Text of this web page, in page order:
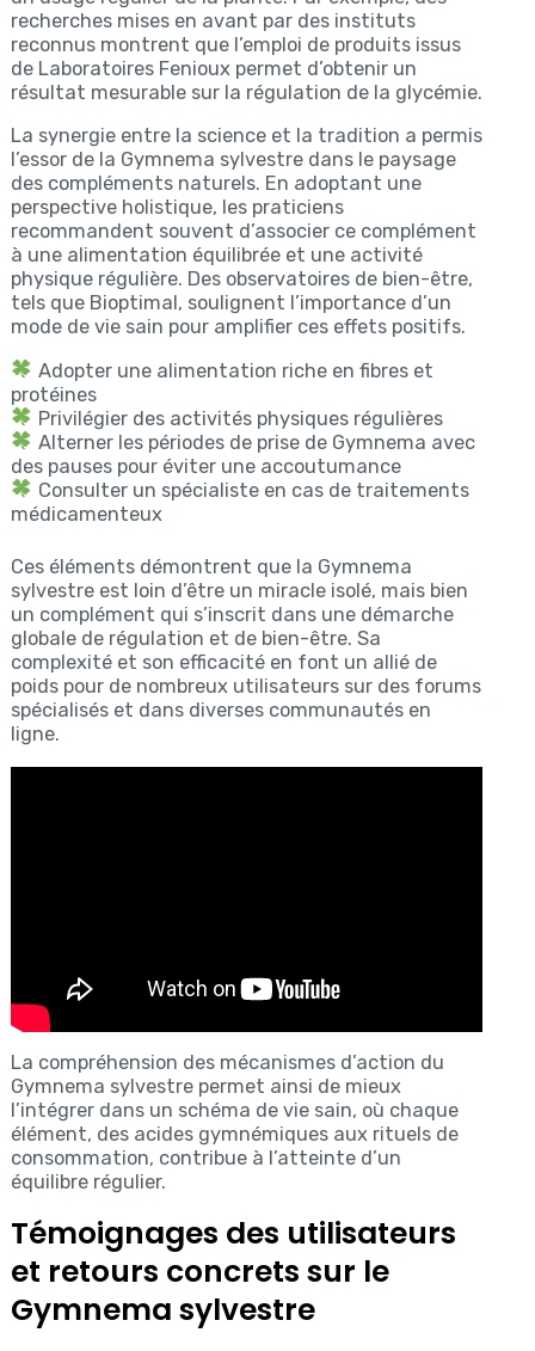
recherches mises en avant par des instituts
reconnus montrent que l’emploi de produits issus
de Laboratoires Fenioux permet d’obtenir un
résultat mesurable sur la régulation de la glycémie.
La synergie entre la science et la tradition a permis
l’essor de la Gymnema sylvestre dans le paysage
des compléments naturels. En adoptant une
perspective holistique, les praticiens
recommandent souvent d’associer ce complément
à une alimentation équilibrée et une activité
physique régulière. Des observatoires de bien-être,
tels que Bioptimal, soulignent l’importance d’un
mode de vie sain pour amplifier ces effets positifs.
Adopter une alimentation riche en fibres et
protéines
Privilégier des activités physiques régulières
Alterner les périodes de prise de Gymnema avec
des pauses pour éviter une accoutumance
Consulter un spécialiste en cas de traitements
médicamenteux
Ces éléments démontrent que la Gymnema
sylvestre est loin d’être un miracle isolé, mais bien
un complément qui s’inscrit dans une démarche
globale de régulation et de bien-être. Sa
complexité et son efficacité en font un allié de
poids pour de nombreux utilisateurs sur des forums
spécialisés et dans diverses communautés en
ligne.
La compréhension des mécanismes d’action du
Gymnema sylvestre permet ainsi de mieux
l’intégrer dans un schéma de vie sain, où chaque
élément, des acides gymnémiques aux rituels de
consommation, contribue à l’atteinte d’un
équilibre régulier.
Témoignages des utilisateurs
et retours concrets sur le
Gymnema sylvestre